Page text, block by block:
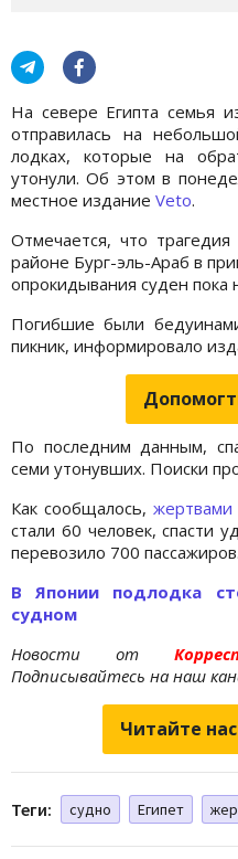
На севере Египта семья
отправилась на
лодках, которые на
утонули. Об этом в
местное издание Veto.
Отмечается, что
районе Бург-эль-Араб в
опрокидывания суден пока
Погибшие были
пикник, информировало
По последним данным,
семи утонувших. Поиски
Как сообщалось,
стали 60 человек, спасти
перевозило 700 пассажиров.
В Японии подлодка
судном
Новости от
Подписывайтесь на наш
Читайте
Теги: судно Египет